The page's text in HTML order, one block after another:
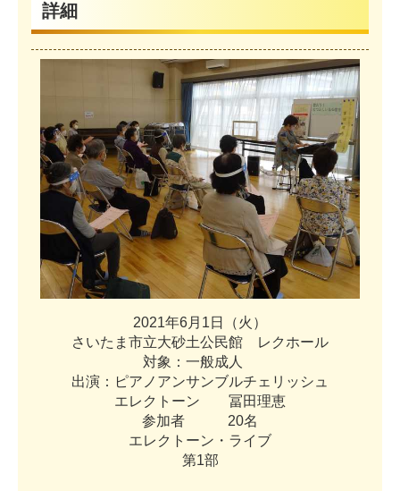
詳細
2021年6月 1 日 （火 ）
さ いた ま 市立大砂土公民館 レ ク ホール
対象 ： 一般成 人
出演 ： ピア ノ アンサンブルチ ェ リ ッ シ ュ
エレ ク ト ーン 冨田理恵
参加者 20名
エレ ク ト ーン ・ ライ ブ
第1部